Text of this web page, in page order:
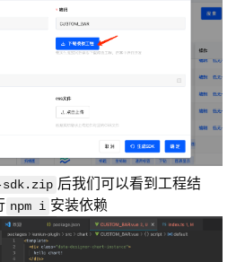
sdk.zip 后我们可以看到工程结
npm i 安装依赖